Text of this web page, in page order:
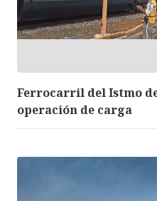
Ferrocarril del Istmo
operación de carga